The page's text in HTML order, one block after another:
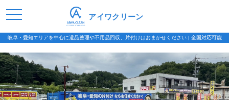
岐阜・愛知エリアを中心に遺品整理や不用品回収、片付けはおまかせください | 全国対応可能
アイワクリーン